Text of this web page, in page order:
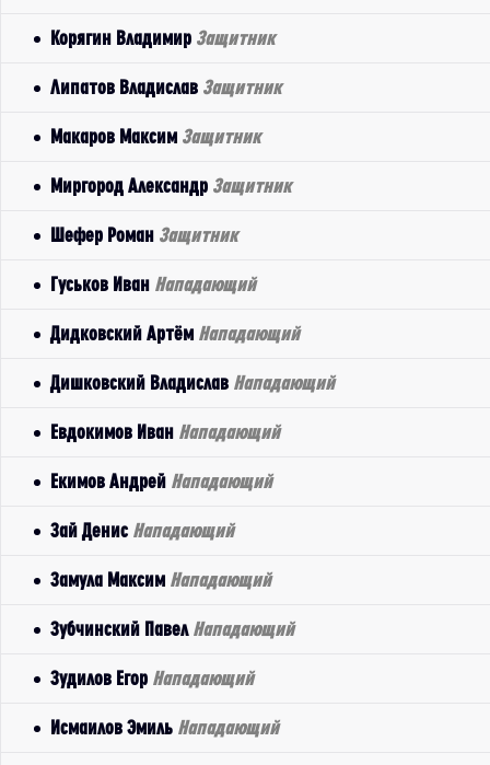
Корягин Владимир Защитник
Липатов Владислав Защитник
Макаров Максим Защитник
Миргород Александр Защитник
Шефер Роман Защитник
Гуськов Иван Нападающий
Дидковский Артём Нападающий
Дишковский Владислав Нападающий
Евдокимов Иван Нападающий
Екимов Андрей Нападающий
Зай Денис Нападающий
Замула Максим Нападающий
Зубчинский Павел Нападающий
Зудилов Егор Нападающий
Исмаилов Эмиль Нападающий